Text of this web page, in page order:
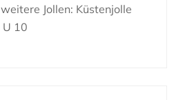
weitere Jollen: Küstenjolle
U 10